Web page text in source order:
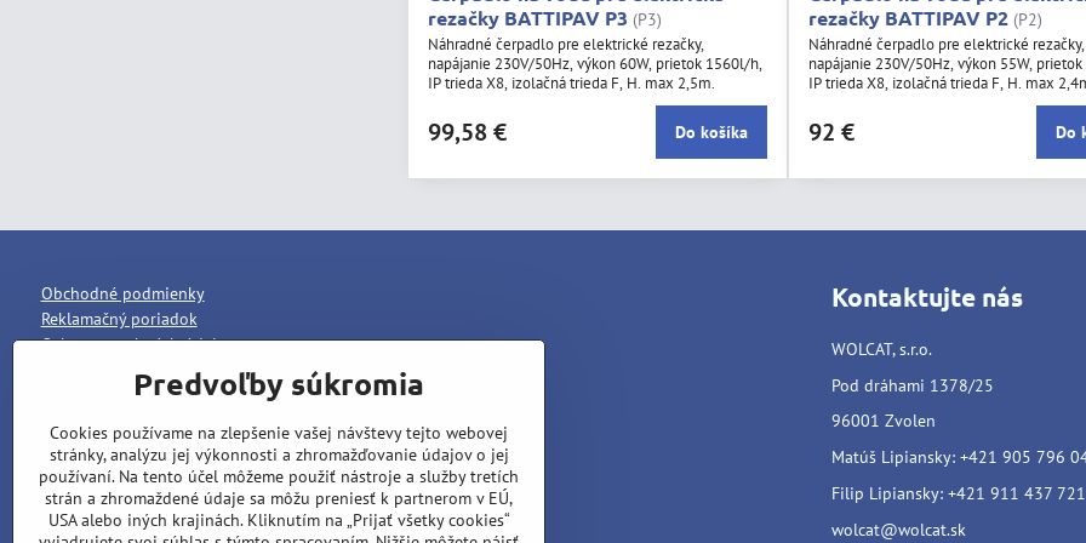
rezačky BATTIPAV P3 (P3)
Náhradné čerpadlo pre elektrické rezačky,
napájanie 230V/50Hz, výkon 60W, prietok 1560l/h,
IP trieda X8, izolačná trieda F, H. max 2,5m.
99,58 € Do košíka
rezačky BATTIPAV P2 (P2)
Náhradné čerpadlo pre elektrické rezačky,
napájanie 230V/50Hz, výkon 55W,
IP trieda X8, izolačná trieda F, H. max
92 € Do
Obchodné podmienky
Reklamačný poriadok
Ochrana osobných údajov
Kontaktujte nás
WOLCAT, s.r.o.
Pod dráhami 1378/25
96001 Zvolen
Matúš Lipiansky: +421 905 796
Filip Lipiansky: +421 911 437 721
wolcat@wolcat.sk
Predvoľby súkromia
Cookies používame na zlepšenie vašej návštevy tejto webovej
stránky, analýzu jej výkonnosti a zhromažďovanie údajov o jej
používaní. Na tento účel môžeme použiť nástroje a služby tretích
strán a zhromaždené údaje sa môžu preniesť k partnerom v EÚ,
USA alebo iných krajinách. Kliknutím na „Prijať všetky cookies“